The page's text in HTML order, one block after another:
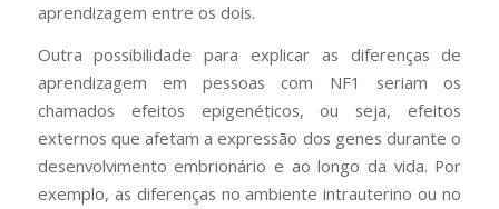
aprendizagem entre os dois.
Outra possibilidade para explicar as diferenças de
aprendizagem em pessoas com NF1 seriam os
chamados efeitos epigenéticos, ou seja, efeitos
externos que afetam a expressão dos genes durante o
desenvolvimento embrionário e ao longo da vida. Por
exemplo, as diferenças no ambiente intrauterino ou no